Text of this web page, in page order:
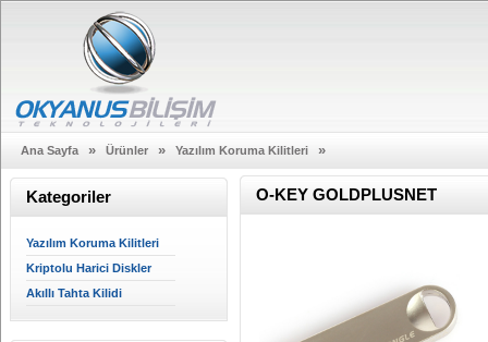
Ana Sayfa » Ürünler » Yazılım Koruma Kilitleri »
Kategoriler
Yazılım Koruma Kilitleri
Kriptolu Harici Diskler
Akıllı Tahta Kilidi
O-KEY GOLDPLUSNET